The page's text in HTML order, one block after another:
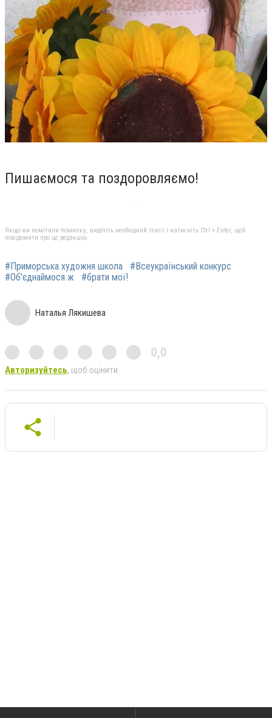
Пишаємося та поздоровляємо!
Якщо ви помітили помилку, виділіть необхідний текст і натисніть Ctrl + Enter, щоб
повідомити про це редакцію
#Приморська художня школа
#Всеукраїнський конкурс
#Об'єднаймося ж
#брати мої!
Наталья Лякишева
0,0
Авторизуйтесь, щоб оцінити